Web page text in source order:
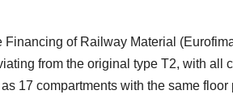
of Railway Material
from the original type T2, with
17 compartments with the same